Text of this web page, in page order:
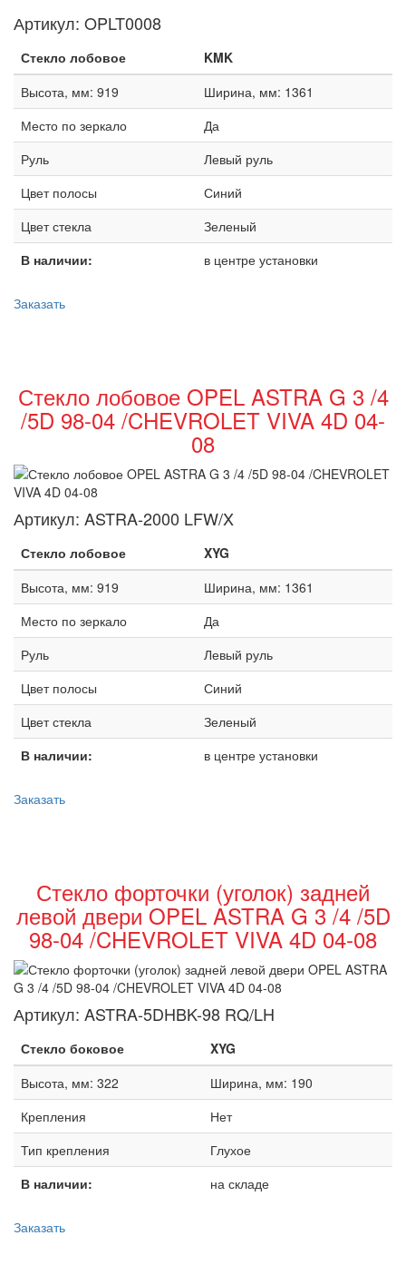
Артикул: OPLT0008
Стекло лобовое
KMK
Высота, мм: 919
Ширина, мм: 1361
Место по зеркало
Да
Руль
Левый руль
Цвет полосы
Синий
Цвет стекла
Зеленый
В наличии:
в центре установки
Заказать
Стекло лобовое OPEL ASTRA G 3 /4
/5D 98-04 /CHEVROLET VIVA 4D 04-
08
Артикул: ASTRA-2000 LFW/X
Стекло лобовое
XYG
Высота, мм: 919
Ширина, мм: 1361
Место по зеркало
Да
Руль
Левый руль
Цвет полосы
Синий
Цвет стекла
Зеленый
В наличии:
в центре установки
Заказать
Стекло форточки (уголок) задней
левой двери OPEL ASTRA G 3 /4 /5D
98-04 /CHEVROLET VIVA 4D 04-08
Артикул: ASTRA-5DHBK-98 RQ/LH
Стекло боковое
XYG
Высота, мм: 322
Ширина, мм: 190
Крепления
Нет
Тип крепления
Глухое
В наличии:
на складе
Заказать